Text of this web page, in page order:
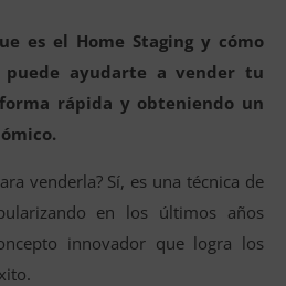
es el Home Staging y cómo
puede ayudarte a vender tu
rápida y obteniendo un
venderla? Sí, es una técnica de
en los últimos años
innovador que logra los